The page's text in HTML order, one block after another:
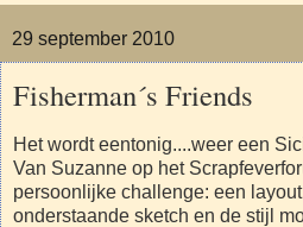
29 september 2010
Fisherman´s Friends
Het wordt eentonig....weer een
Van Suzanne op het
persoonlijke challenge: een
onderstaande sketch en de stijl